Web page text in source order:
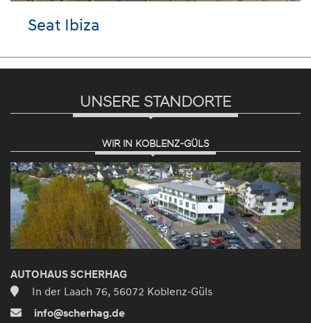
Ibiza
UNSERE STANDORTE
WIR IN KOBLENZ-GÜLS
AUTOHAUS SCHERHAG
In der Laach 76, 56072 Koblenz-Güls
info@scherhag.de